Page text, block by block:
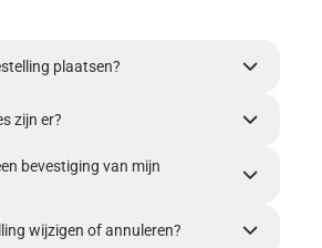
plaatsen?
zijn er?
bevestiging van mijn
wijzigen of annuleren?